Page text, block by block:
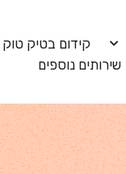
קידום בטיק טוק
שירותים נוספים